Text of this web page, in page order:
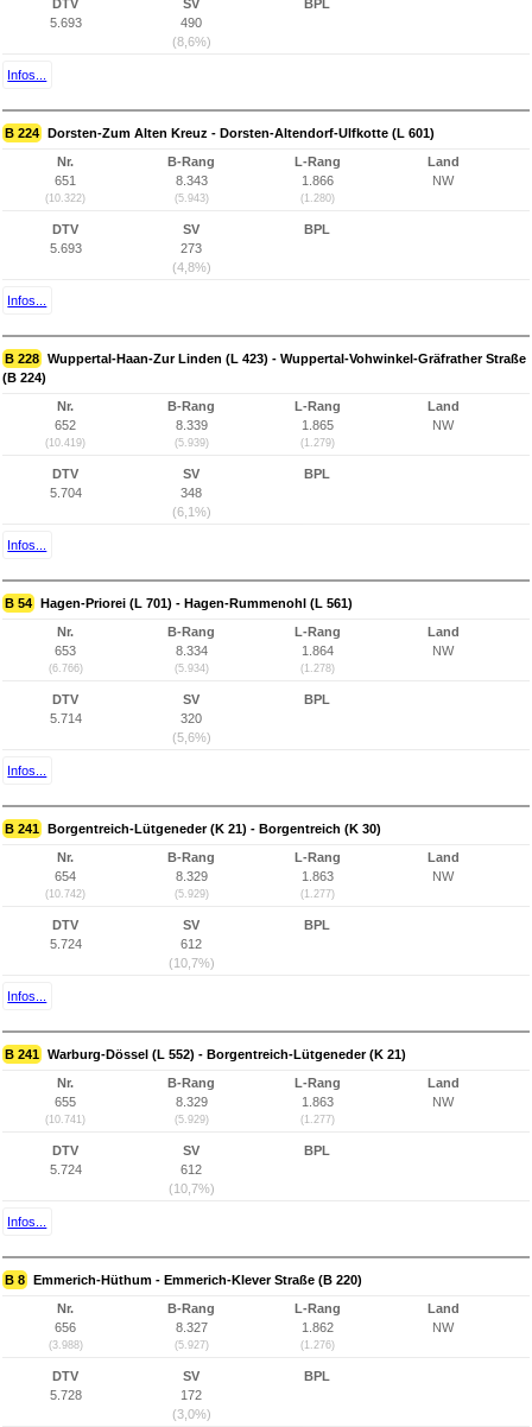
DTV
5.693
SV
490
(8,6%)
BPL
Infos...
B 224 Dorsten-Zum Alten Kreuz - Dorsten-Altendorf-Ulfkotte (L 601)
Nr.
651
(10.322)
B-Rang
8.343
(5.943)
L-Rang
1.866
(1.280)
Land
NW
DTV
5.693
SV
273
(4,8%)
BPL
Infos...
B 228 Wuppertal-Haan-Zur Linden (L 423) - Wuppertal-Vohwinkel-Gräfrather Straße
(B 224)
Nr.
652
(10.419)
B-Rang
8.339
(5.939)
L-Rang
1.865
(1.279)
Land
NW
DTV
5.704
SV
348
(6,1%)
BPL
Infos...
B 54 Hagen-Priorei (L 701) - Hagen-Rummenohl (L 561)
Nr.
653
(6.766)
B-Rang
8.334
(5.934)
L-Rang
1.864
(1.278)
Land
NW
DTV
5.714
SV
320
(5,6%)
BPL
Infos...
B 241 Borgentreich-Lütgeneder (K 21) - Borgentreich (K 30)
Nr.
654
(10.742)
B-Rang
8.329
(5.929)
L-Rang
1.863
(1.277)
Land
NW
DTV
5.724
SV
612
(10,7%)
BPL
Infos...
B 241 Warburg-Dössel (L 552) - Borgentreich-Lütgeneder (K 21)
Nr.
655
(10.741)
B-Rang
8.329
(5.929)
L-Rang
1.863
(1.277)
Land
NW
DTV
5.724
SV
612
(10,7%)
BPL
Infos...
B 8 Emmerich-Hüthum - Emmerich-Klever Straße (B 220)
Nr.
656
(3.988)
B-Rang
8.327
(5.927)
L-Rang
1.862
(1.276)
Land
NW
DTV
5.728
SV
172
(3,0%)
BPL